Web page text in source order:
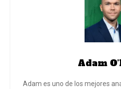
Adam
Adam es uno de los mejores